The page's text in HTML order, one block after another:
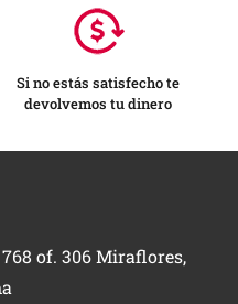
Si no estás satisfecho te
devolvemos tu dinero
of. 306 Miraflores,